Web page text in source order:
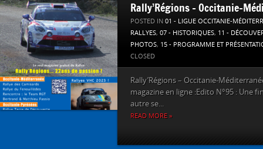
Rally’Régions – Occitanie-
POSTED IN 01 - LIGUE OCCITANIE-
RALLYES, 07 - HISTORIQUES, 11 -
PHOTOS, 15 - PROGRAMME ET
CLOSED
Rally’Régions – Occitanie-
magazine en ligne :Edito N°95 : Une
autre se...
READ MORE »